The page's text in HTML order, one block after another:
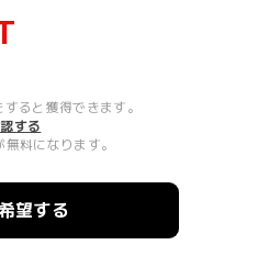
すると獲得できます。
する
料になります。
望する